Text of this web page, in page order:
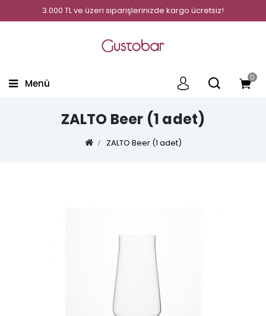
3.000 TL ve üzeri siparişlerinizde kargo ücretsiz!
0
Menü
ZALTO Beer (1 adet)
ZALTO Beer (1 adet)